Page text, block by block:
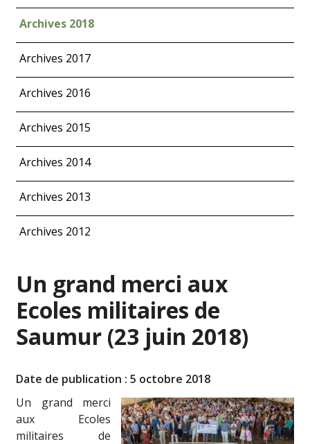
Archives 2018
Archives 2017
Archives 2016
Archives 2015
Archives 2014
Archives 2013
Archives 2012
Un grand merci aux
Ecoles militaires de
Saumur (23 juin 2018)
Date de publication : 5 octobre 2018
Un grand merci
aux Ecoles
militaires de